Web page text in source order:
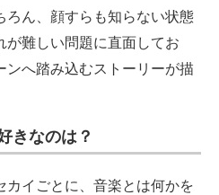
ろん、顔すらも知らない状態
が難しい問題に直面してお
ンへ踏み込むストーリーが描
きなのは？
イごとに、音楽とは何かを